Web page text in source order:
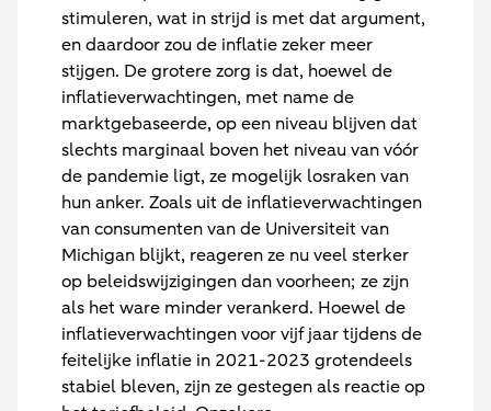
stimuleren, wat in strijd is met dat argument,
en daardoor zou de inflatie zeker meer
stijgen. De grotere zorg is dat, hoewel de
inflatieverwachtingen, met name de
marktgebaseerde, op een niveau blijven dat
slechts marginaal boven het niveau van vóór
de pandemie ligt, ze mogelijk losraken van
hun anker. Zoals uit de inflatieverwachtingen
van consumenten van de Universiteit van
Michigan blijkt, reageren ze nu veel sterker
op beleidswijzigingen dan voorheen; ze zijn
als het ware minder verankerd. Hoewel de
inflatieverwachtingen voor vijf jaar tijdens de
feitelijke inflatie in 2021-2023 grotendeels
stabiel bleven, zijn ze gestegen als reactie op